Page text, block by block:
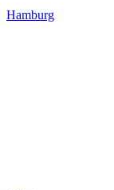
Hamburg